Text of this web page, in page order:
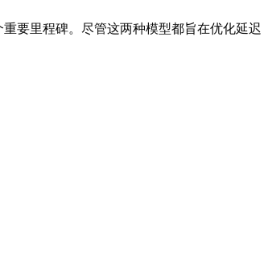
要里程碑。尽管这两种模型都旨在优化延迟